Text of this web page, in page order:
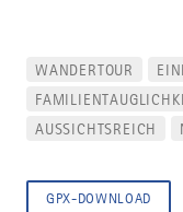
WANDERTOUR
AUSSICHTSREICH
GPX-DOWNLOAD